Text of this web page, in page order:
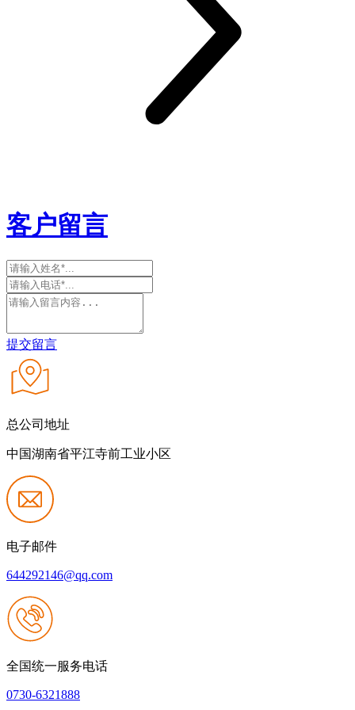
客户留言
提交留言
总公司地址
中国湖南省平江寺前工业小区
电子邮件
644292146@qq.com
全国统一服务电话
0730-6321888